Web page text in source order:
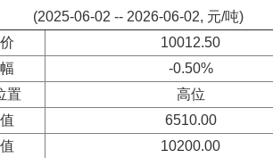
(2025-06-02 -- 2026-06-02, 元/吨)
10012.50
-0.50%
置
高位
6510.00
10200.00